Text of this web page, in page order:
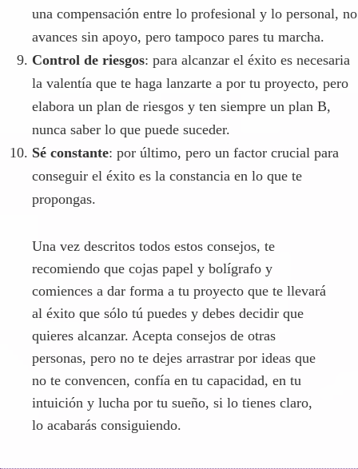
una compensación entre lo profesional y lo personal, no
avances sin apoyo, pero tampoco pares tu marcha.
Control de riesgos: para alcanzar el éxito es necesaria
la valentía que te haga lanzarte a por tu proyecto, pero
elabora un plan de riesgos y ten siempre un plan B,
nunca saber lo que puede suceder.
Sé constante: por último, pero un factor crucial para
conseguir el éxito es la constancia en lo que te
propongas.
Una vez descritos todos estos consejos, te
recomiendo que cojas papel y bolígrafo y
comiences a dar forma a tu proyecto que te llevará
al éxito que sólo tú puedes y debes decidir que
quieres alcanzar. Acepta consejos de otras
personas, pero no te dejes arrastrar por ideas que
no te convencen, confía en tu capacidad, en tu
intuición y lucha por tu sueño, si lo tienes claro,
lo acabarás consiguiendo.